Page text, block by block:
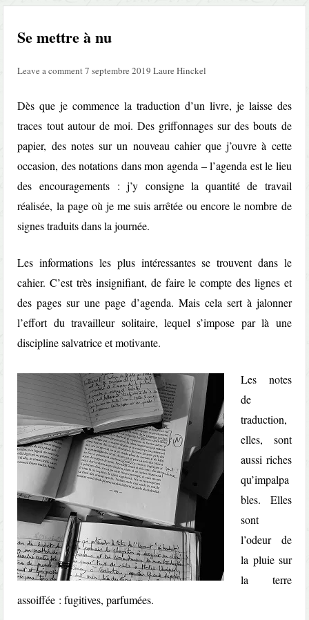
Se mettre à nu
Leave a comment7 septembre 2019 Laure Hinckel
Dès que je commence la traduction d’un livre, je laisse des
traces tout autour de moi. Des griffonnages sur des bouts de
papier, des notes sur un nouveau cahier que j’ouvre à cette
occasion, des notations dans mon agenda – l’agenda est le lieu
des encouragements : j’y consigne la quantité de travail
réalisée, la page où je me suis arrêtée ou encore le nombre de
signes traduits dans la journée.
Les informations les plus intéressantes se trouvent dans le
cahier. C’est très insignifiant, de faire le compte des lignes et
des pages sur une page d’agenda. Mais cela sert à jalonner
l’effort du travailleur solitaire, lequel s’impose par là une
discipline salvatrice et motivante.
Les notes
de
traduction,
elles, sont
aussi riches
qu’impalpa
bles. Elles
sont
l’odeur de
la pluie sur
la terre
assoiffée : fugitives, parfumées.